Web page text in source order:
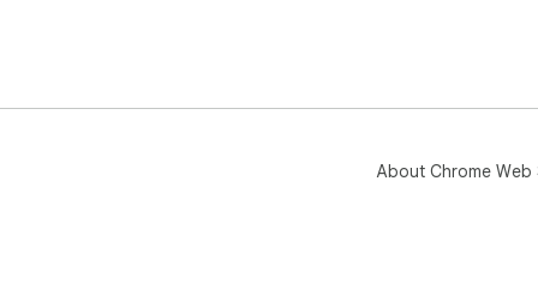
About Chrome Web